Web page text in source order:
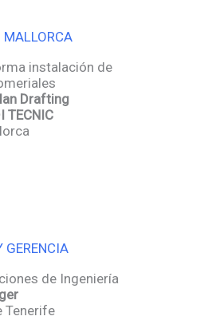
MALLORCA
instalación de
Drafting
TECNIC
GERENCIA
de Ingeniería
Tenerife